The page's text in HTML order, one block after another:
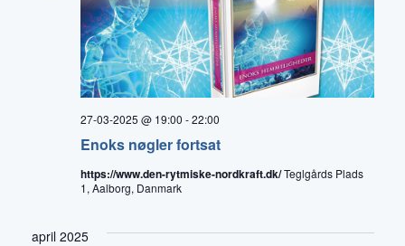
Enoks nøgler fortsat
27-03-2025 @ 19:00 -22:00
https://www.den-rytmiske-nordkraft.dk/Teglgårds Plads
1, Aalborg, Danmark
april 2025